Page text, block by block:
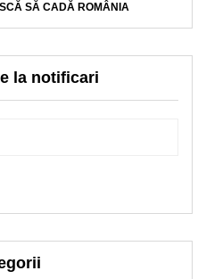
SĂ CADĂ ROMÂNIA
la notificari